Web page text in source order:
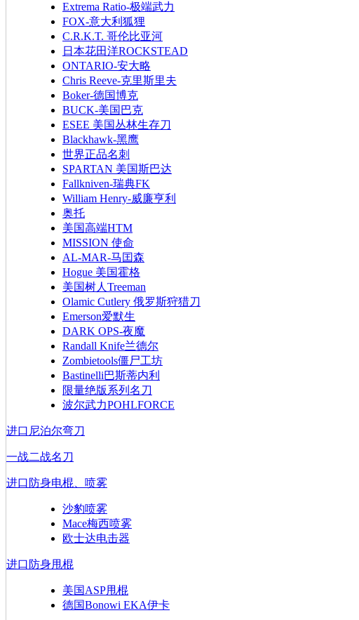
Extrema Ratio-极端武力
FOX-意大利狐狸
C.R.K.T. 哥伦比亚河
日本花田洋ROCKSTEAD
ONTARIO-安大略
Chris Reeve-克里斯里夫
Boker-德国博克
BUCK-美国巴克
ESEE 美国丛林生存刀
Blackhawk-黑鹰
世界正品名刺
SPARTAN 美国斯巴达
Fallkniven-瑞典FK
William Henry-威廉亨利
奥托
美国高端HTM
MISSION 使命
AL-MAR-马囯森
Hogue 美国霍格
美国树人Treeman
Olamic Cutlery 俄罗斯狩猎刀
Emerson爱默生
DARK OPS-夜魔
Randall Knife兰德尔
Zombietools僵尸工坊
Bastinelli巴斯蒂内利
限量绝版系列名刀
波尔武力POHLFORCE
进口尼泊尔弯刀
一战二战名刀
进口防身电棍、喷雾
沙豹喷雾
Mace梅西喷雾
欧士达电击器
进口防身甩棍
美国ASP甩棍
德国Bonowi EKA伊卡